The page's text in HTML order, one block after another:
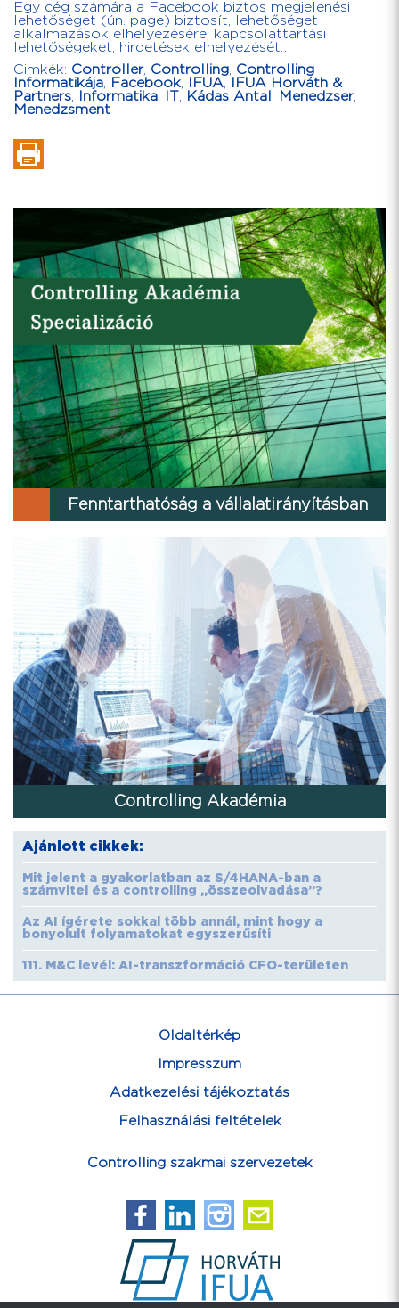
Egy cég számára a Facebook biztos megjelenési
lehetőséget (ún. page) biztosít, lehetőséget
alkalmazások elhelyezésére, kapcsolattartási
lehetőségeket, hirdetések elhelyezését…
Cimkék: Controller, Controlling, Controlling
Informatikája, Facebook, IFUA,
IFUA Horváth &
Partners, Informatika, , Kádas Antal , Menedzser,
Menedzsment
Fenntarthatóság a vállalatirányításban
Controlling Akadémia
Ajánlott cikkek:
Mit jelent a gyakorlatban az S/4HANA-ban a
számvitel és a controlling „összeolvadása”?
Az AI ígérete sokkal több annál, mint hogy a
bonyolult folyamatokat egyszerűsíti
111. M&C levél: AI-transzformáció CFO-területen
Oldaltérkép
Impresszum
Adatkezelési tájékoztatás
Felhasználási feltételek
Controlling szakmai szervezetek